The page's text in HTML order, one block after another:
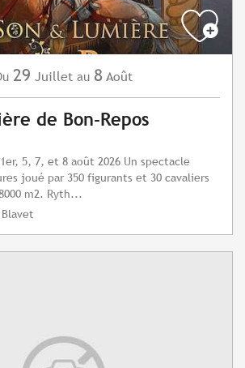
29 Juillet au 8 Août
de Bon-Repos
5, 7, et 8 août 2026 Un spectacle
joué par 350 figurants et 30 cavaliers
m2. Ryth...
Blavet